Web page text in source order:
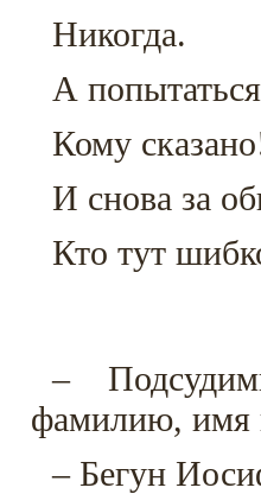
Никогда.
А
Кому
И снова за
Кто тут
–
фамилию, имя
– Бегун